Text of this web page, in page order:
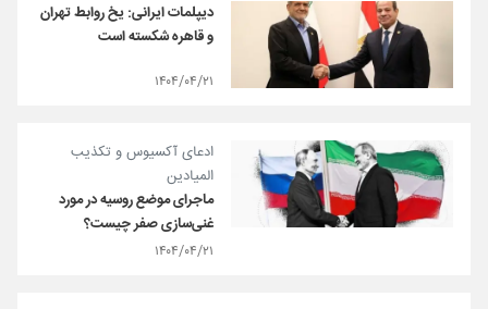
دیپلمات ایرانی: یخ روابط تهران
و قاهره شکسته است
۱۴۰۴/۰۴/۲۱
ادعای آکسیوس و تکذیب
المیادین
ماجرای موضع روسیه در مورد
غنی‌سازی صفر چیست؟
۱۴۰۴/۰۴/۲۱